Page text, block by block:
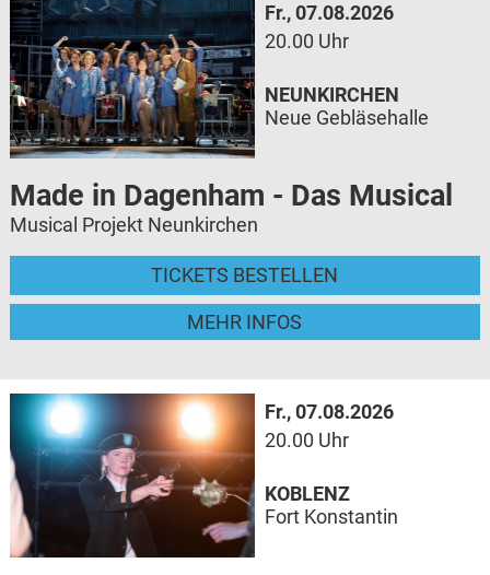
Fr., 07.08.2026
20.00 Uhr
Made in Dagenham - Das Musical
Musical Projekt Neunkirchen
TICKETS BESTELLEN
MEHR INFOS
NEUNKIRCHEN
Neue Gebläsehalle
Fr., 07.08.2026
20.00 Uhr
KOBLENZ
Fort Konstantin